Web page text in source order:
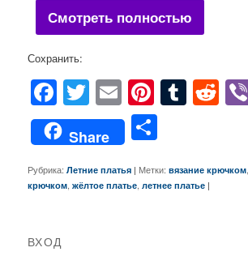
Смотреть полностью
Сохранить:
FacebookTwitter Email PinterestTumblr Reddit
Share
Рубрика: Летние платья | Метки: вязание крючком
крючком ,жёлтое платье ,летнее платье |
ВХОД